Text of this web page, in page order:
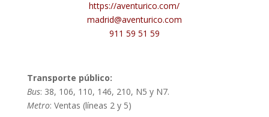
https://aventurico.com/
madrid@aventurico.com
911 59 51 59
Transporte público:
Bus: 38, 106, 110, 146, 210, N5 y N7.
Metro: Ventas (líneas 2 y 5)